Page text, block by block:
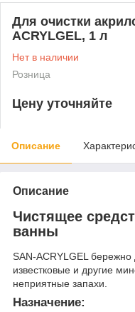
Для очистки
ACRYLGEL, 1 л
Нет в наличии
Розница
Цену уточняйте
Описание
Описание
Чистящее
ванны
SAN-ACRYLGEL бережно
известковые и другие
неприятные запахи.
Назначение: